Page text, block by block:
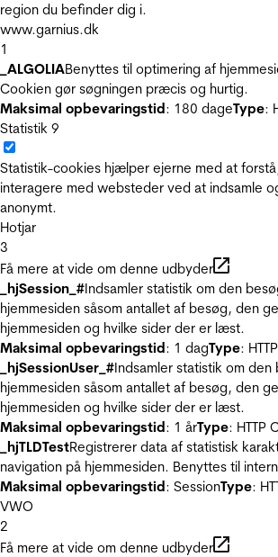
region du befinder dig i.
www.garnius.dk
1
_ALGOLIABenyttes til optimering af
Cookien gør søgningen præcis og hurtig.
Maksimal opbevaringstid: 180 dageType:
Statistik 9
Statistik-cookies hjælper ejerne med at
interagere med websteder ved at indsamle
anonymt.
Hotjar
3
Få mere at vide om denne udbyder
_hjSession_#Indsamler statistik om den
hjemmesiden såsom antallet af besøg, den
hjemmesiden og hvilke sider der er læst.
Maksimal opbevaringstid: 1 dagType:
_hjSessionUser_#Indsamler statistik om
hjemmesiden såsom antallet af besøg, den
hjemmesiden og hvilke sider der er læst.
Maksimal opbevaringstid: 1 årType: HTTP
_hjTLDTestRegistrerer data af statistisk
navigation på hjemmesiden. Benyttes til
Maksimal opbevaringstid: SessionType:
VWO
2
Få mere at vide om denne udbyder